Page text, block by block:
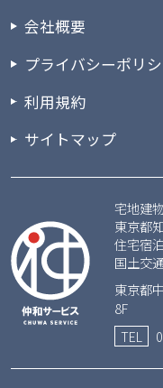
会社概要
プライバシーポリ
利用規約
サイトマップ
宅地建
東京都
住宅宿
国土交
東京都
8F
TEL